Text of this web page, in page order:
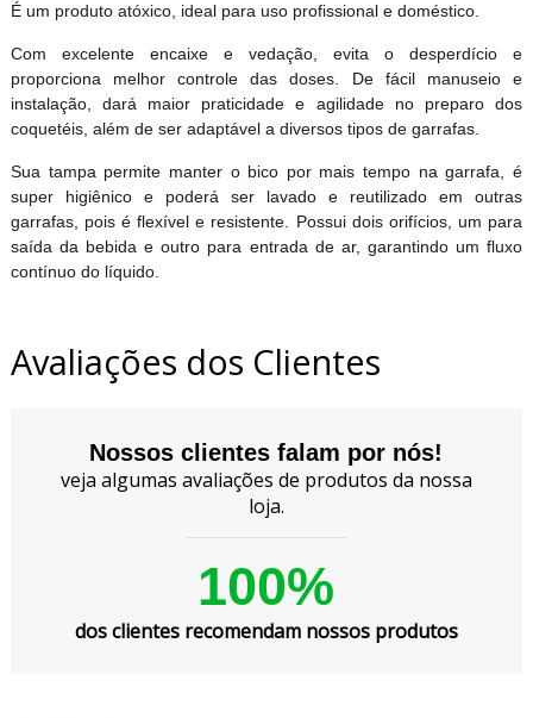
É um produto atóxico, ideal para uso profissional e doméstico.
Com excelente encaixe e vedação, evita o desperdício e
proporciona melhor controle das doses. De fácil manuseio e
instalação, dará maior praticidade e agilidade no preparo dos
coquetéis, além de ser adaptável a diversos tipos de garrafas.
Sua tampa permite manter o bico por mais tempo na garrafa, é
super higiênico e poderá ser lavado e reutilizado em outras
garrafas, pois é flexível e resistente. Possui dois orifícios, um para
saída da bebida e outro para entrada de ar, garantindo um fluxo
contínuo do líquido.
Avaliações dos Clientes
Nossos clientes falam por nós!
veja algumas avaliações de produtos da nossa
loja.
100%
dos clientes recomendam nossos produtos